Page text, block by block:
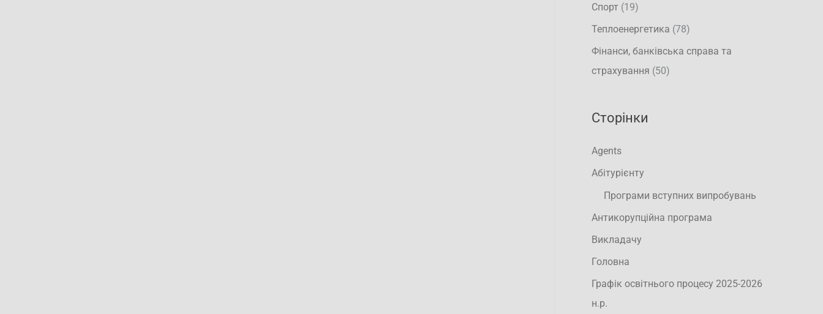
Спорт (19)
Теплоенергетика (78)
Фінанси, банківська справа та
страхування (50)
Сторінки
Agents
Абітурієнту
Програми вступних випробувань
Антикорупційна програма
Викладачу
Головна
Графік освітнього процесу 2025-2026
н.р.